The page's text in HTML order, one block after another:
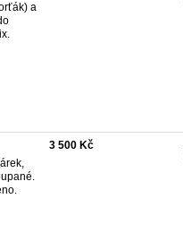
a
3 500 Kč